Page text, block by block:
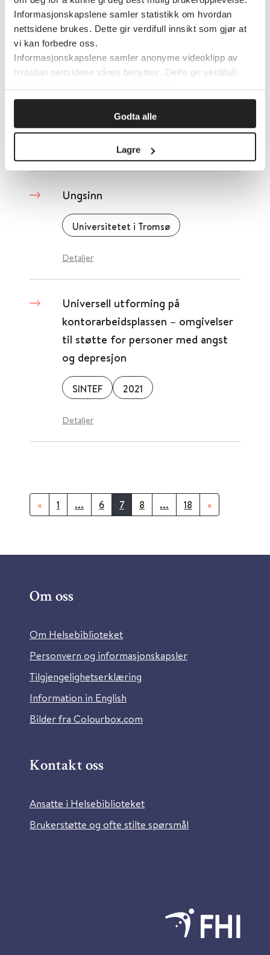
Informasjonskapslene samler statistikk om hvordan
nettsidene brukes. Dette gir verdifull innsikt som gjør at
vi kan forbedre oss.
Informasjonskapslene samler anonyme videoklipp av
hvordan nettsidene våres benyttes. Dette gir verdifull
Godta alle
Lagre
psykologforening)
2023
UngFunk
Unge funksjonshemmede
Ungsinn
Universitetet i Tromsø
Detaljer
Universell utforming på
kontorarbeidsplassen – omgivelser
til støtte for personer med angst
og depresjon
SINTEF 2021
Detaljer
« 1 ... 6 7 8 ... 18 »
Om oss
Om Helsebiblioteket
Personvern og informasjonskapsler
Tilgjengelighetserklæring
Information in English
Bilder fra Colourbox.com
Kontakt oss
Ansatte i Helsebiblioteket
Brukerstøtte og ofte stilte spørsmål